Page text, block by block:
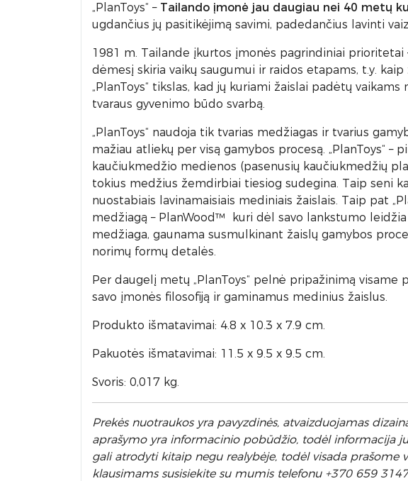
„PlanToys“ – Tailando įmonė jau daugiau nei 40 metų
ugdančius jų pasitikėjimą savimi, padedančius lavinti
1981 m. Tailande įkurtos įmonės pagrindiniai
dėmesį skiria vaikų saugumui ir raidos etapams, t.y.
„PlanToys“ tikslas, kad jų kuriami žaislai padėtų
tvaraus gyvenimo būdo svarbą.
„PlanToys“ naudoja tik tvarias medžiagas ir tvarius
mažiau atliekų per visą gamybos procesą. „PlanToys“
kaučiukmedžio medienos (pasenusių kaučiukmedžių
tokius medžius žemdirbiai tiesiog sudegina. Taip seni
nuostabiais lavinamaisiais mediniais žaislais. Taip pat
medžiagą – PlanWood™ kuri dėl savo lankstumo
medžiaga, gaunama susmulkinant žaislų gamybos
norimų formų detalės.
Per daugelį metų „PlanToys“ pelnė pripažinimą visame
savo įmonės filosofiją ir gaminamus medinius žaislus.
Produkto išmatavimai: 4.8 x 10.3 x 7.9 cm.
Pakuotės išmatavimai: 11.5 x 9.5 x 9.5 cm.
Svoris: 0,017 kg.
Prekės nuotraukos yra pavyzdinės, atvaizduojamas
aprašymo yra informacinio pobūdžio, todėl informacija
gali atrodyti kitaip negu realybėje, todėl visada prašome
klausimams susisiekite su mumis telefonu +370 659